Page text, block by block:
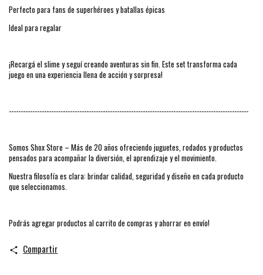
Perfecto para fans de superhéroes y batallas épicas
Ideal para regalar
¡Recargá el slime y seguí creando aventuras sin fin. Este set transforma cada
juego en una experiencia llena de acción y sorpresa!
------------------------------------------------------------------------------------------------------
Somos Shox Store – Más de 20 años ofreciendo juguetes, rodados y productos
pensados para acompañar la diversión, el aprendizaje y el movimiento.
Nuestra filosofía es clara: brindar calidad, seguridad y diseño en cada producto
que seleccionamos.
Podrás agregar productos al carrito de compras y ahorrar en envío!
Compartir